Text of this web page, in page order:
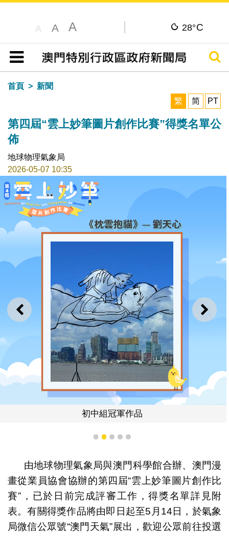
A A A 28°C
目錄
搜尋
首頁
新聞
繁
简 PT
第四屆“雲上妙筆圖片創作比賽”得獎名單公
佈
地球物理氣象局
2026-05-07 10:35
上一則 下一
初中組冠軍作品
1 2 3 4 5
由地球物理氣象局與澳門科學館合辦、澳門漫
畫從業員協會協辦的第四屆“雲上妙筆圖片創作比
賽”，已於日前完成評審工作，得獎名單詳見附
表。有關得獎作品將由即日起至5月14日，於氣象
局微信公眾號“澳門天氣”展出，歡迎公眾前往投選